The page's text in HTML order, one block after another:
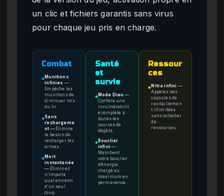
un clic et fichiers garantis sans virus
pour chaque jeu pris en charge.
Combat
● Munitions
infinies —
Empêche les
munitions de
diminuer lors
du tir.
●Sans
rechargeme
nt — Élimine
le besoin de
recharger les
armes.
● Mort
instantanée
— Éliminez
n’importe
quel ennemi
d’un seul
coup.
Santé
et
survie
●Mode Dieu —
Confère une
invulnérabilit
é complète à
toutes les
sources de
dégâts.
●Bouclier
infini —
Maintient
votre bouclier
d’énergie
chargé au
maximum en
permanence.
Ressour
ces
●Nitra infini —
Appelez des
capsules de
ravitaillemen
t illimitées
sans collecter
de
ressources.